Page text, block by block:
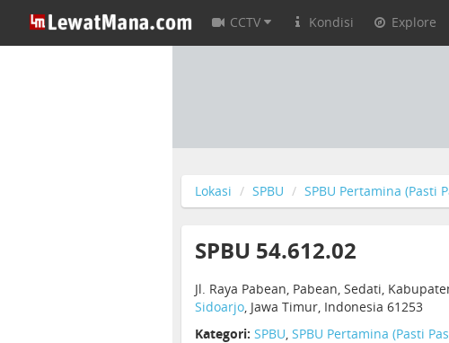
CCTV Kondisi Explore
Lokasi SPBU SPBU Pertamina (Pasti
SPBU 54.612.02
Jl. Raya Pabean, Pabean, Sedati,
Sidoarjo, Jawa Timur, Indonesia 61253
Kategori: SPBU, SPBU Pertamina (Pasti